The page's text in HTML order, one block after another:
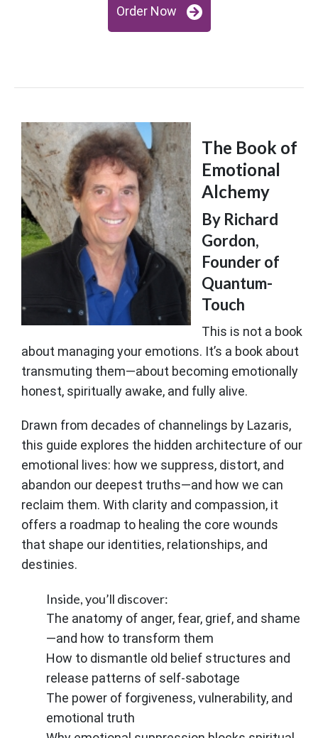
Order Now
The Book of
Emotional
Alchemy
By Richard
Gordon,
Founder of
Quantum-
Touch
This is not a book
about managing your emotions. It’s a book about
transmuting them—about becoming emotionally
honest, spiritually awake, and fully alive.
Drawn from decades of channelings by Lazaris,
this guide explores the hidden architecture of our
emotional lives: how we suppress, distort, and
abandon our deepest truths—and how we can
reclaim them. With clarity and compassion, it
offers a roadmap to healing the core wounds
that shape our identities, relationships, and
destinies.
Inside, you’ll discover:
The anatomy of anger, fear, grief, and shame
—and how to transform them
How to dismantle old belief structures and
release patterns of self-sabotage
The power of forgiveness, vulnerability, and
emotional truth